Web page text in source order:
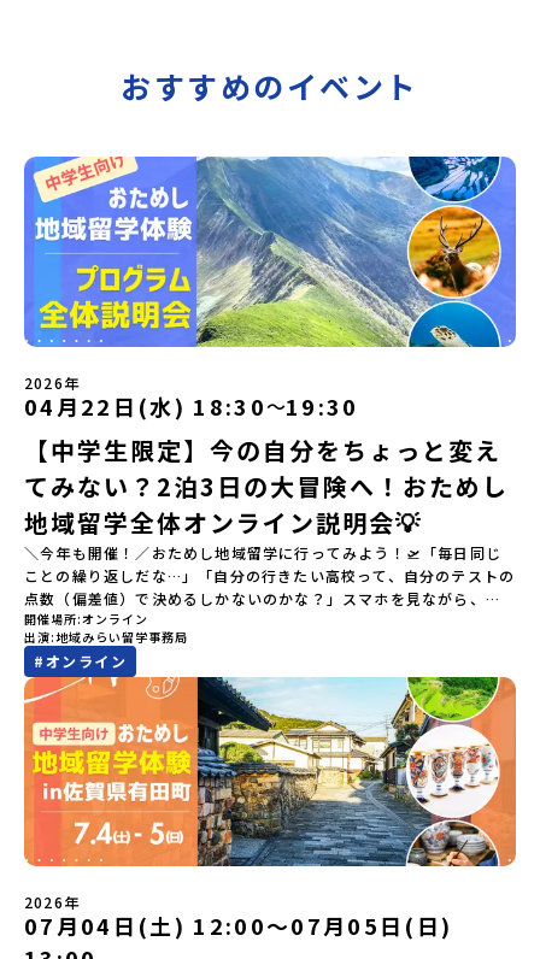
おすすめのイベント
2026年
04月22日(水) 18:30〜19:30
【中学生限定】今の自分をちょっと変え
てみない？2泊3日の大冒険へ！おためし
地域留学全体オンライン説明会💡
＼今年も開催！／おためし地域留学に行ってみよう！🛫「毎日同じ
ことの繰り返しだな…」「自分の行きたい高校って、自分のテストの
点数（偏差値）で決めるしかないのかな？」スマホを見ながら、進
路にモヤモヤしているそこのあなたへ！👀テストの点数ではなく、
あなたの「ワクワク（＝自分軸）」で進路を選ぶ。そんな新しい選
択肢が、「地域みらい留学」です。「でも、いきなり知らない土地
の高校に進学するなんて不安…」そんな人のために、2泊3日で気軽
にプチ体験できる【おためし地域留学】の魅力を凝縮したオンライ
ン説明会のアーカイブ（録画）を公開中です！✨＼🔥ここがすごい！
🔥／おためし地域留学 3つのワクワク🔥🔥 ①スマホじゃわからない
「圧倒的な感動」！教科書を読むだけじゃわからない、その地域な
らではの大自然や歴史を「五感」でフル体験！カヌーに乗ったり、
伝統文化に触れたり、本物の冒険が待っています！🔥 ②「初めまし
て」が「一生の友達」に変わる！全国から「新しいことに挑戦した
い！」「今の自分を変えたい！」と思っている同世代の中学生が大
集合！地元の高校生と一緒にご飯を食べて語り合えば、たった数日
で最高の仲間になる！🔥 ③宿泊費・体験費はなんと【無料】！親元
を離れる初めての一人旅でも大丈夫。頼れるスタッフがしっかりサ
開催場所 オンライン
出演 地域みらい留学事務局
#オンライン
2026年
07月04日(土) 12:00〜07月05日(日)